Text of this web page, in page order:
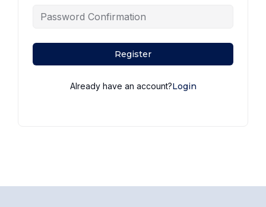
Register
Already have an account?Login